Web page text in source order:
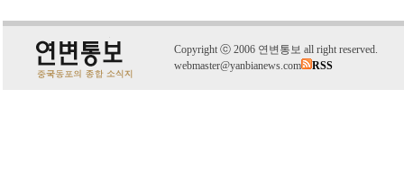
Copyright ⓒ 2006 연변통보 all right reserved.
webmaster@yanbianews.com
RSS